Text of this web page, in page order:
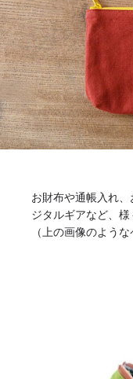
お財布や通帳入れ
ジタルギアなど、様
（上の画像のよう